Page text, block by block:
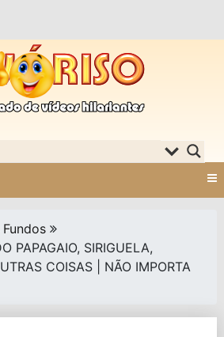
PAPAGAIO, SIRIGUELA,
COISAS | NÃO IMPORTA